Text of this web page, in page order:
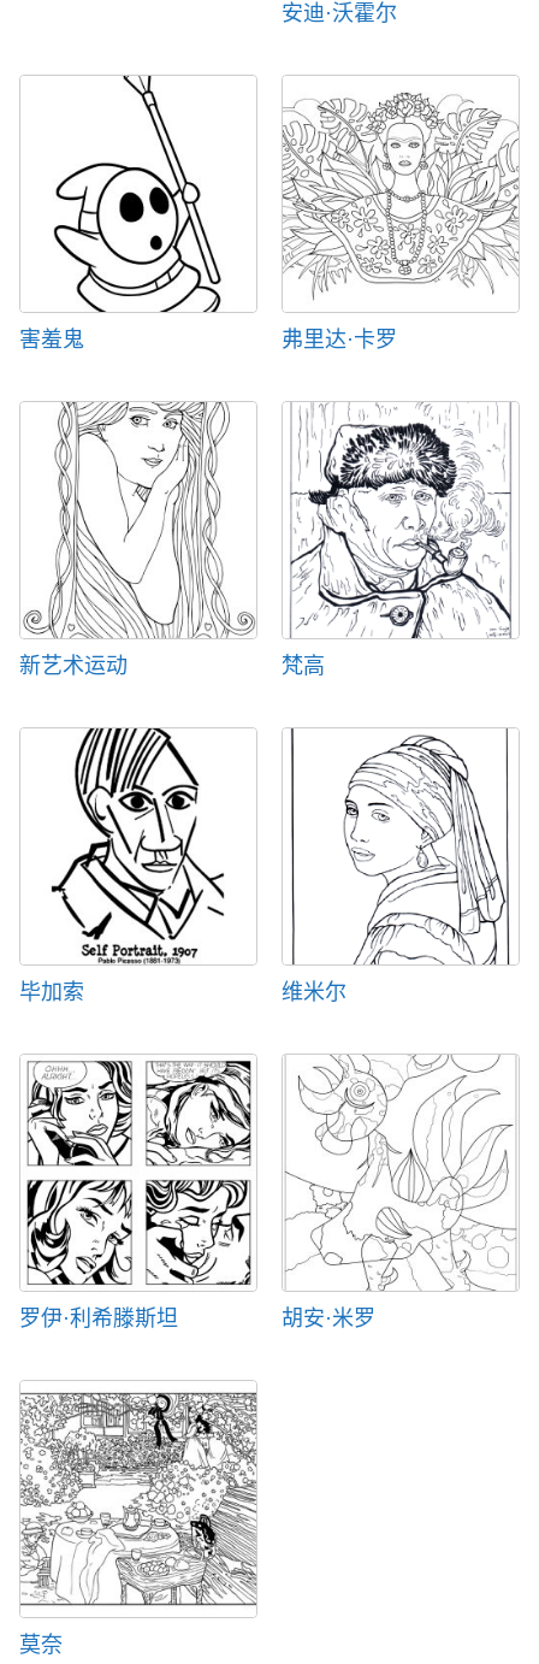
安迪·沃霍尔
害羞鬼 弗里达·卡罗
新艺术运动 梵高
毕加索 维米尔
罗伊·利希滕斯坦 胡安·米罗
莫奈